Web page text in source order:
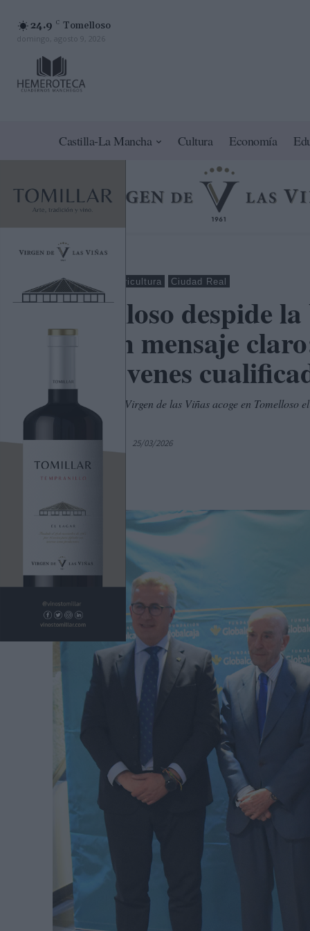
24.9 C Tomelloso
domingo, agosto 9, 2026
Castilla-La Mancha Cultura Economía
Tomelloso Agricultura Ciudad Real
Tomelloso despide
con un mensaje
por jóvenes
La Cooperativa Virgen de las Viñas acoge en
de empleo.
Por C. Manchegos 25/03/2026